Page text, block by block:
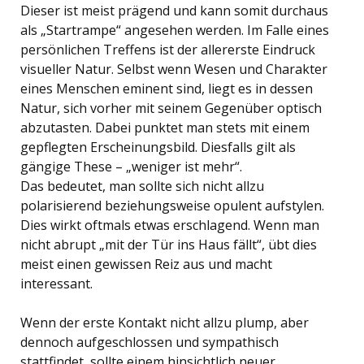
Dieser ist meist prägend und kann somit durchaus
als „Startrampe“ angesehen werden. Im Falle eines
persönlichen Treffens ist der allererste Eindruck
visueller Natur. Selbst wenn Wesen und Charakter
eines Menschen eminent sind, liegt es in dessen
Natur, sich vorher mit seinem Gegenüber optisch
abzutasten. Dabei punktet man stets mit einem
gepflegten Erscheinungsbild. Diesfalls gilt als
gängige These – „weniger ist mehr“.
Das bedeutet, man sollte sich nicht allzu
polarisierend beziehungsweise opulent aufstylen.
Dies wirkt oftmals etwas erschlagend. Wenn man
nicht abrupt „mit der Tür ins Haus fällt“, übt dies
meist einen gewissen Reiz aus und macht
interessant.
Wenn der erste Kontakt nicht allzu plump, aber
dennoch aufgeschlossen und sympathisch